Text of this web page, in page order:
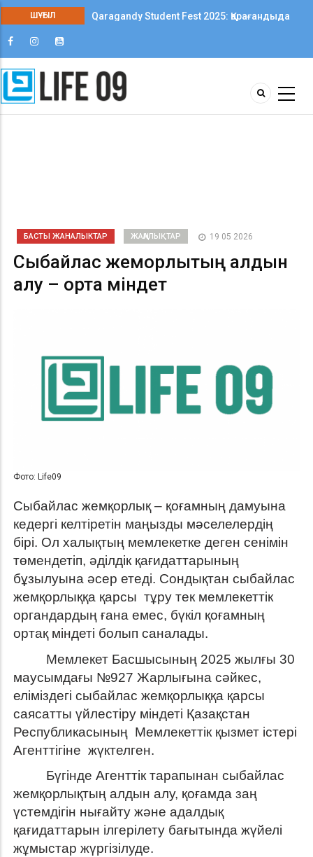
ШҰҒЫЛ
Qaragandy Student Fest 2025: Қарағандыда
БАСТЫ ЖАНАЛЫКТАР ЖАҢАЛЫҚТАР 19 05 2026
Сыбайлас жемқорлықтың алдын
алу – ортақ міндет
Фото: Life09
Сыбайлас жемқорлық – қоғамның дамуына
кедергі келтіретін маңызды мәселелердің
бірі. Ол халықтың мемлекетке деген сенімін
төмендетіп, әділдік қағидаттарының
бұзылуына әсер етеді. Сондықтан сыбайлас
жемқорлыққа қарсы тұру тек мемлекеттік
органдардың ғана емес, бүкіл қоғамның
ортақ міндеті болып саналады.
Мемлекет Басшысының 2025 жылғы 30
маусымдағы №927 Жарлығына сәйкес,
еліміздегі сыбайлас жемқорлыққа қарсы
саясатты үйлестіру міндеті Қазақстан
Республикасының Мемлекеттік қызмет істері
Агенттігіне жүктелген.
Бүгінде Агенттік тарапынан сыбайлас
жемқорлықтың алдын алу, қоғамда заң
үстемдігін нығайту және адалдық
қағидаттарын ілгерілету бағытында жүйелі
жұмыстар жүргізілуде.